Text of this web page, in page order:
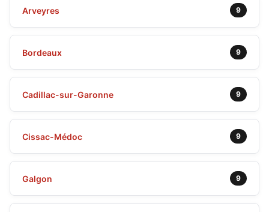
Arveyres 9
Bordeaux 9
Cadillac-sur-Garonne 9
Cissac-Médoc 9
Galgon 9